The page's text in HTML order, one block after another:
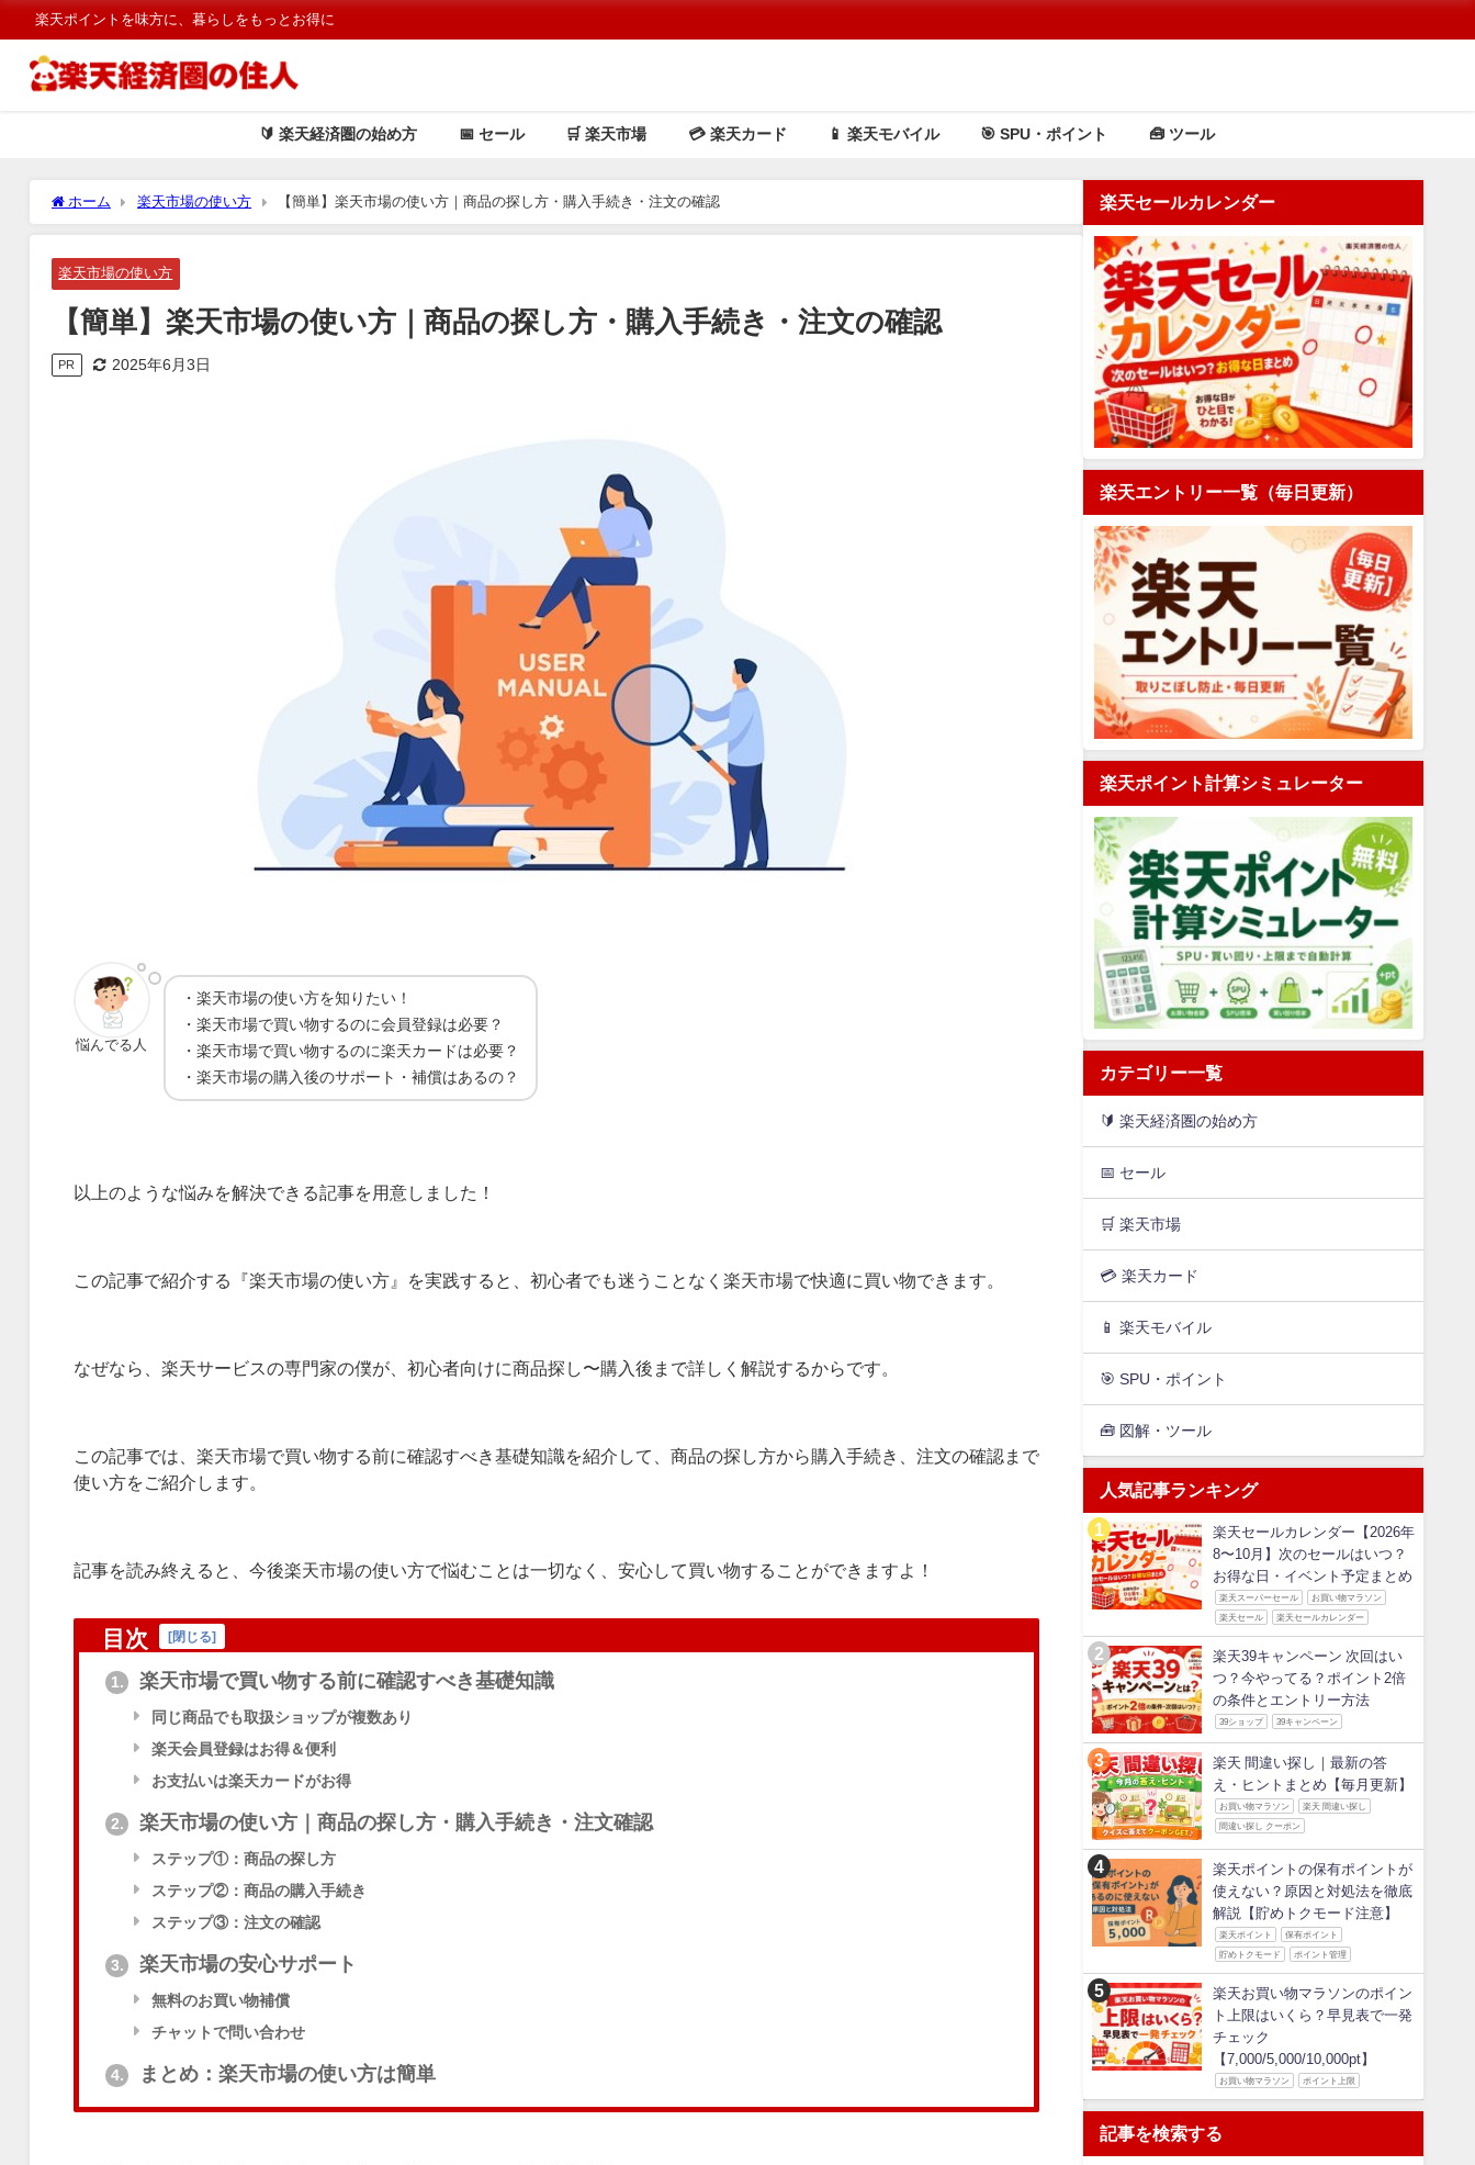
楽天ポイントを味方に、暮らしをもっとお得に
🔰 楽天経済圏の始め方 📅 セール 🛒 楽天市場 💳️ 楽天カード 📱 楽天モバイル 🎯 SPU・ポイント 🧰 ツール
ホーム 楽天市場の使い方 【簡単】楽天市場の使い方｜商品の探し方・購入手続き・注文の確認
楽天市場の使い方
【簡単】楽天市場の使い方｜商品の探し方・購入手続き・注文の確認
PR 2025年6月3日
悩んでる人
・楽天市場の使い方を知りたい！
・楽天市場で買い物するのに会員登録は必要？
・楽天市場で買い物するのに楽天カードは必要？
・楽天市場の購入後のサポート・補償はあるの？
以上のような悩みを解決できる記事を用意しました！
この記事で紹介する『楽天市場の使い方』を実践すると、初心者でも迷うことなく楽天市場で快適に買い物できます。
なぜなら、楽天サービスの専門家の僕が、初心者向けに商品探し〜購入後まで詳しく解説するからです。
この記事では、楽天市場で買い物する前に確認すべき基礎知識を紹介して、商品の探し方から購入手続き、注文の確認まで
使い方をご紹介します。
記事を読み終えると、今後楽天市場の使い方で悩むことは一切なく、安心して買い物することができますよ！
目次 [閉じる]
1. 楽天市場で買い物する前に確認すべき基礎知識
同じ商品でも取扱ショップが複数あり
楽天会員登録はお得＆便利
お支払いは楽天カードがお得
2. 楽天市場の使い方｜商品の探し方・購入手続き・注文確認
ステップ①：商品の探し方
ステップ②：商品の購入手続き
ステップ③：注文の確認
3. 楽天市場の安心サポート
無料のお買い物補償
チャットで問い合わせ
4. まとめ：楽天市場の使い方は簡単
楽天セールカレンダー
楽天エントリー一覧（毎日更新）
楽天ポイント計算シミュレーター
カテゴリー一覧
🔰 楽天経済圏の始め方
📅 セール
🛒 楽天市場
💳️ 楽天カード
📱 楽天モバイル
🎯 SPU・ポイント
🧰 図解・ツール
人気記事ランキング
楽天セールカレンダー【2026年
8〜10月】次のセールはいつ？
お得な日・イベント予定まとめ
楽天スーパーセール お買い物マラソン
楽天セール 楽天セールカレンダー
楽天39キャンペーン 次回はい
つ？今やってる？ポイント2倍
の条件とエントリー方法
39ショップ 39キャンペーン
楽天 間違い探し｜最新の答
え・ヒントまとめ【毎月更新】
お買い物マラソン 楽天 間違い探し
間違い探し クーポン
楽天ポイントの保有ポイントが
使えない？原因と対処法を徹底
解説【貯めトクモード注意】
楽天ポイント 保有ポイント
貯めトクモード ポイント管理
楽天お買い物マラソンのポイン
ト上限はいくら？早見表で一発
チェック
【7,000/5,000/10,000pt】
お買い物マラソン ポイント上限
記事を検索する